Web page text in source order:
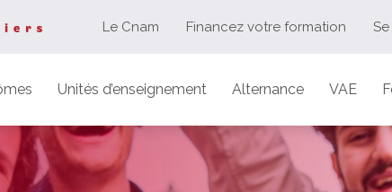
Le Cnam Financez votre formation
Unités d’enseignement Alternance VAE